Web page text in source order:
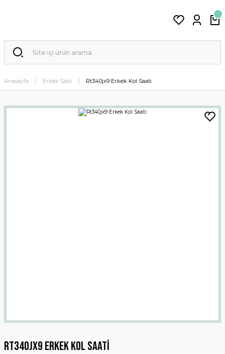
Anasayfa Erkek Saat Rt340jx9 Erkek Kol Saati
Rt340jx9 Erkek Kol Saati